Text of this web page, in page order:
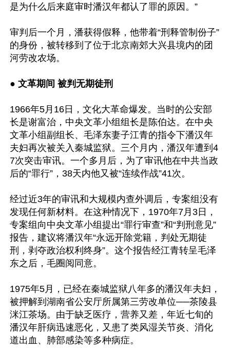
是为什么后来庭审时潘汉年都认了罪的原因。”
审判后一个月，潘获得假释，他带着“刑释管制份子”
的身份，被转移到了位于北京南郊大兴县境内的团
河劳改农场。
● 文革期间 被判无期徒刑
1966年5月16日，文化大革命爆发。当时的公安部
长是谢富治，中央文革小组组长是陈伯达。在中央
文革小组副组长、毛泽东妻子江青的指令下潘汉年
夫妇再次被关入秦城监狱。三个月内，潘汉年遭到4
7次突击审讯。一个多月后，为了审讯他在中共当政
后的“罪行”，38天内他又被“连续作战”41次。
经过近3年的审讯和大规模内查外调后，专案组没有
发现任何新材料。在这种情况下，1970年7月3日，
专案组向中央文革小组提出“罪行审查”和“判刑意见”
报告，建议将潘汉年“永远开除党籍，判处无期徒
刑，剥夺政治权利终身”。这个报告经江青转呈毛泽
东之后，毛圈阅同意。
1975年5月，已经在秦城监狱八年多的潘汉年夫妇，
被押解到湖南省公安厅所属第三劳改单位──茶陵县
洣江茶场。由于缺乏医疗，营养又差，年近七旬的
潘汉年肝病迅速恶化，又患了类风湿关节炎、消化
道出血、肺部感染等多种病症。